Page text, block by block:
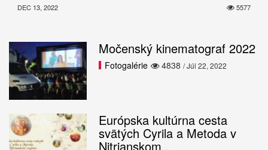
5577
DEC 13, 2022
Močenský kinematograf 2022
4838
Fotogalérie / Júl 22, 2022
Európska kultúrna cesta
svätých Cyrila a Metoda v
Nitrianskom…